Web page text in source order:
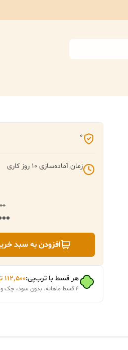
0
زمان آماده‌سازی 10 روز کاری
افزودن به سبد
هر قسط با ترب‌پی:۱۱۲٬۵۰۰
۴ قسط ماهانه. بدون سود، چک و ضامن.